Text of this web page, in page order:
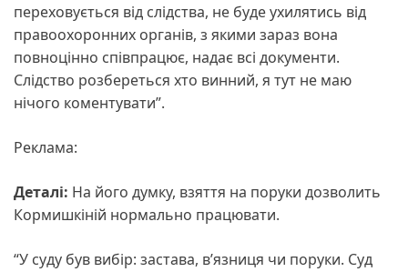
переховується від слідства, не буде ухилятись від
правоохоронних органів, з якими зараз вона
повноцінно співпрацює, надає всі документи.
Слідство розбереться хто винний, я тут не маю
нічого коментувати”.
Реклама:
Деталі: На його думку, взяття на поруки дозволить
Кормишкіній нормально працювати.
“У суду був вибір: застава, вʼязниця чи поруки. Суд